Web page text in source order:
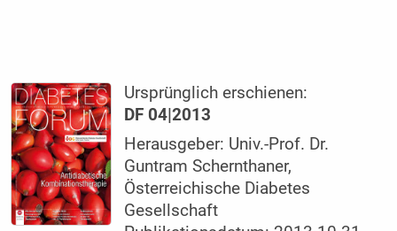
Ursprünglich erschienen:
DF 04|2013
Herausgeber: Univ.-Prof. Dr.
Guntram Schernthaner,
Österreichische Diabetes
Gesellschaft